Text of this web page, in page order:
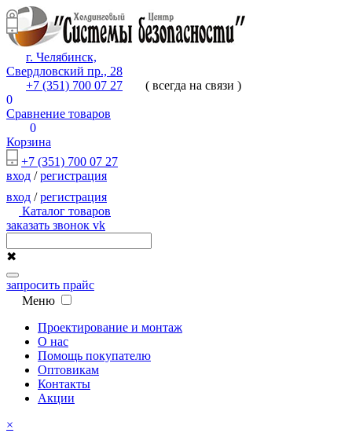
г. Челябинск,
Свердловский пр., 28
+7 (351) 700 07 27
( всегда на связи )
0
Сравнение товаров
0
Корзина
+7 (351) 700 07 27
вход /регистрация
вход /регистрация
Каталог товаров
заказать звонок vk
✖
запросить прайс
Меню
Проектирование и монтаж
О нас
Помощь покупателю
Оптовикам
Контакты
Акции
×